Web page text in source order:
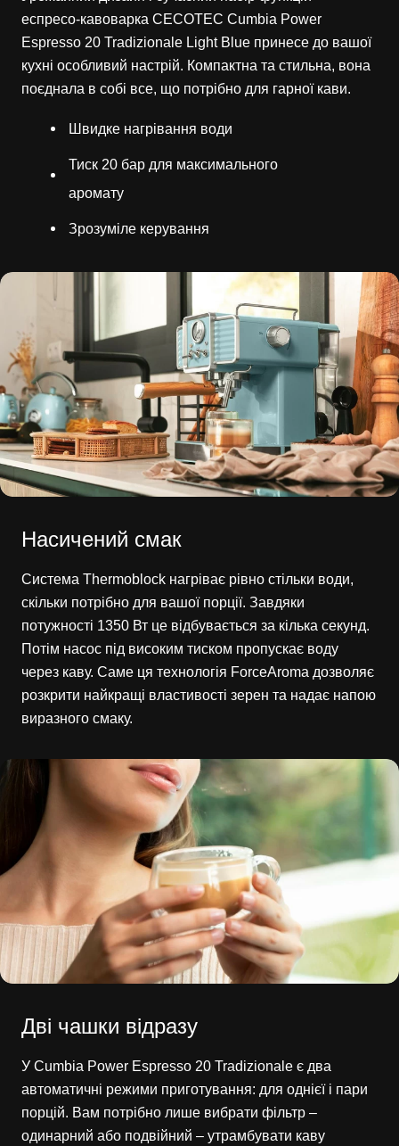
еспресо-кавоварка CECOTEC Cumbia Power
Espresso 20 Tradizionale Light Blue принесе до вашої
кухні особливий настрій. Компактна та стильна, вона
поєднала в собі все, що потрібно для гарної кави.
Швидке нагрівання води
Тиск 20 бар для максимального
аромату
Зрозуміле керування
Насичений смак
Система Thermoblock нагріває рівно стільки води,
скільки потрібно для вашої порції. Завдяки
потужності 1350 Вт це відбувається за кілька секунд.
Потім насос під високим тиском пропускає воду
через каву. Саме ця технологія ForceAroma дозволяє
розкрити найкращі властивості зерен та надає напою
виразного смаку.
Дві чашки відразу
У Cumbia Power Espresso 20 Tradizionale є два
автоматичні режими приготування: для однієї і пари
порцій. Вам потрібно лише вибрати фільтр –
одинарний або подвійний – утрамбувати каву